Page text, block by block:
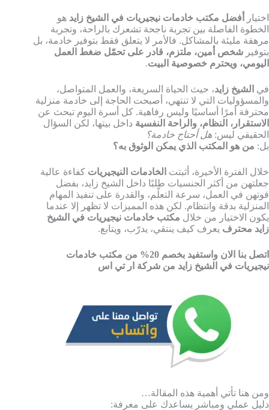
اختيار أفضل مكتب خادمات نيجيريات في الشيخ زايد هو
الخطوة الفاصلة بين تجربة ناجحة تشعرك بالراحة، وتجربة
مرهقة مليئة بالمشاكل. فالأمر لا يتعلق فقط بتوفير خادمة، بل
بتوفير شخص أمين، ملتزم، قادر على تحمّل ضغط العمل
اليومي، ويحترم خصوصية البيت.
في الشيخ زايد، حيث الحياة السريعة، والعمل المتواصل،
والمسؤوليات التي لا تنتهي، أصبحت الحاجة إلى خادمة منزلية
محترفة أمرًا أساسيًا وليس رفاهية. كل أسرة اليوم تبحث عن
الاستقرار، النظام، والراحة النفسية داخل بيتها، لكن السؤال
الحقيقي ليس: هل أحتاج خادمة؟
بل: من هو المكتب الذي يمكن الوثوق به؟
خلال الفترة الأخيرة، أثبتت الخادمات النيجيريات كفاءة عالية
جعلتهن من أكثر الجنسيات طلبًا داخل الشيخ زايد، بفضل
قوتهن في العمل، سرعة التعلّم، والقدرة على تنفيذ المهام
المنزلية بدقة وانتظام. لكن هذه المميزات لا تظهر إلا عندما
يكون الاختيار من خلال مكتب خادمات نيجيريات في الشيخ
زايد محترف يعرف كيف ينتقي، يدرّب، ويتابع.
اتصل بنا الان واستفيد بخصم 20% من مكتب خادمات
نيجيريات في الشيخ زايد من شركة ار تي اس
ومن هنا تأتي أهمية هذه المقالة…
دليل عملي ومباشر يساعدك على معرفة: